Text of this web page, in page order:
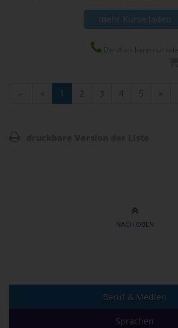
mehr Kurse laden
← « 1 2 3 4 5 »
NACH OBEN
Beruf & Medien
Sprachen